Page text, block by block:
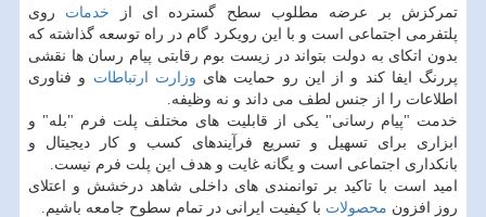
تمركزش بر عرضه مطلوب سطح گسترده ای از خدمات روی
پلتفرمی اجتماعی است و با این رویكرد گام در راه توسعه گذاشته كه
بدون اتكای به دولت بتواند در زیست بوم رقابتی پیام رسان ها نقشی
پررنگ ایفا كند و از این رو حمایت های وزارت ارتباطات و فناوری
اطلاعات را از جنس لطف می داند و نه وظیفه.
خدمت "پیام رسانی" یكی از قابلیت های مختلف پلت فرم "بله" و
ابزاری برای تسهیل و تسریع فرآیندهای كسب و كار دیجیتال و
بانكداری اجتماعی است و یگانه غایت و هدف این پلت فرم نیست.
امید است با تاكید بر توانمندی های داخلی شاهد درخشش و اعتلای
روز افزون محصولات با كیفیت ایرانی در تمام سطوح جامعه باشیم.